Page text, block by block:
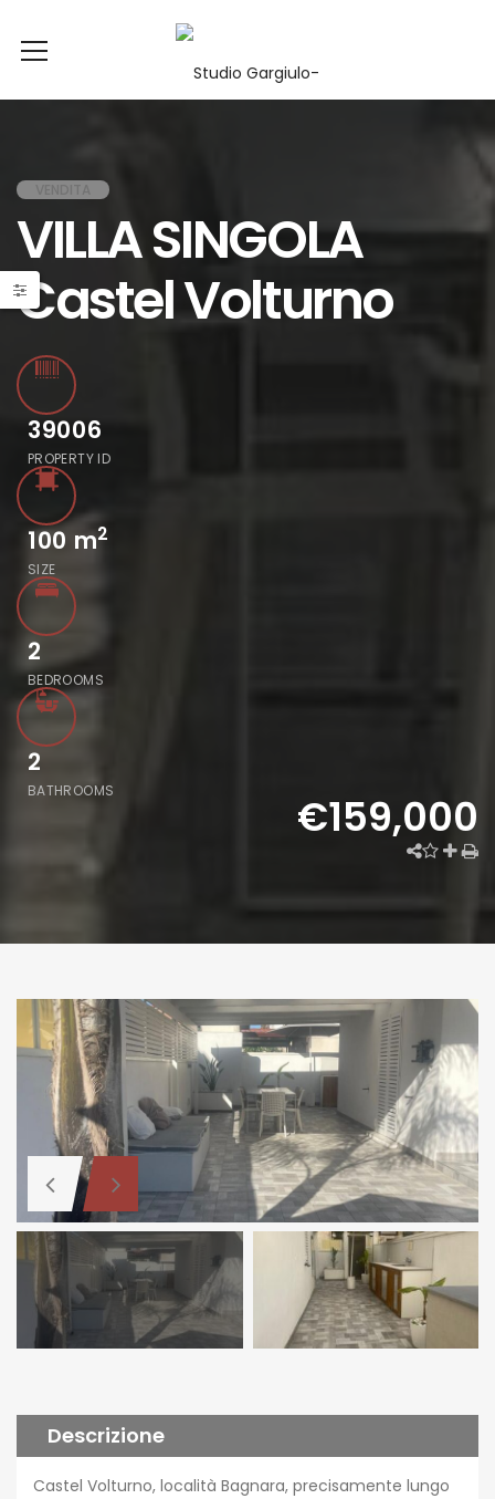
VILLA SINGOLA
Castel Volturno
39006
PROPERTY ID
100 m2
SIZE
2
BEDROOMS
2
BATHROOMS €159,000
Descrizione
Castel Volturno, località Bagnara, precisamente lungo